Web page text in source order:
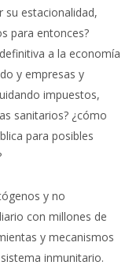
su estacionalidad,
para entonces?
a la economía
y empresas y
impuestos,
sanitarios? ¿cómo
para posibles
y no
con millones de
y mecanismos
inmunitario.